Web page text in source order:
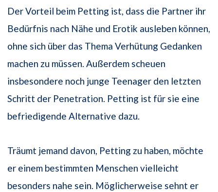
Der Vorteil beim Petting ist, dass die Partner ihr
Bedürfnis nach Nähe und Erotik ausleben können,
ohne sich über das Thema Verhütung Gedanken
machen zu müssen. Außerdem scheuen
insbesondere noch junge Teenager den letzten
Schritt der Penetration. Petting ist für sie eine
befriedigende Alternative dazu.
Träumt jemand davon, Petting zu haben, möchte
er einem bestimmten Menschen vielleicht
besonders nahe sein. Möglicherweise sehnt er